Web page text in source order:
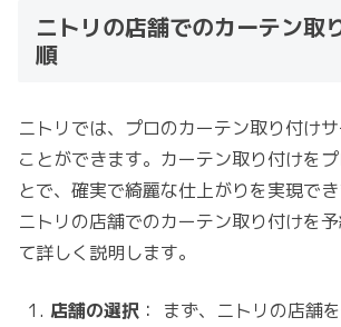
ニトリの店舗でのカーテン取
順
ニトリでは、プロのカーテン取り付け
ことができます。カーテン取り付けを
とで、確実で綺麗な仕上がりを実現でき
ニトリの店舗でのカーテン取り付けを
て詳しく説明します。
店舗の選択 ： まず、ニトリの店舗